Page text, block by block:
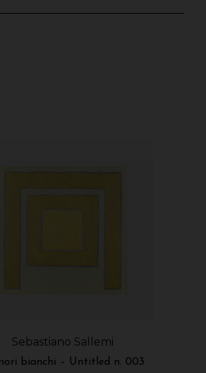
Sebastiano Sallemi
bianchi – Untitled n. 003